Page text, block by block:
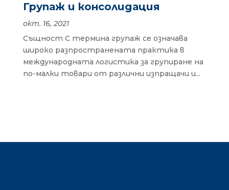
Групаж и консолидация
окт. 16, 2021
Същност С термина групаж се означава
широко разпространената практика в
международната логистика за групиране на
по-малки товари от различни изпращачи и...